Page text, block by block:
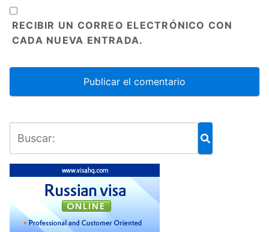
RECIBIR UN CORREO ELECTRÓNICO CON
CADA NUEVA ENTRADA.